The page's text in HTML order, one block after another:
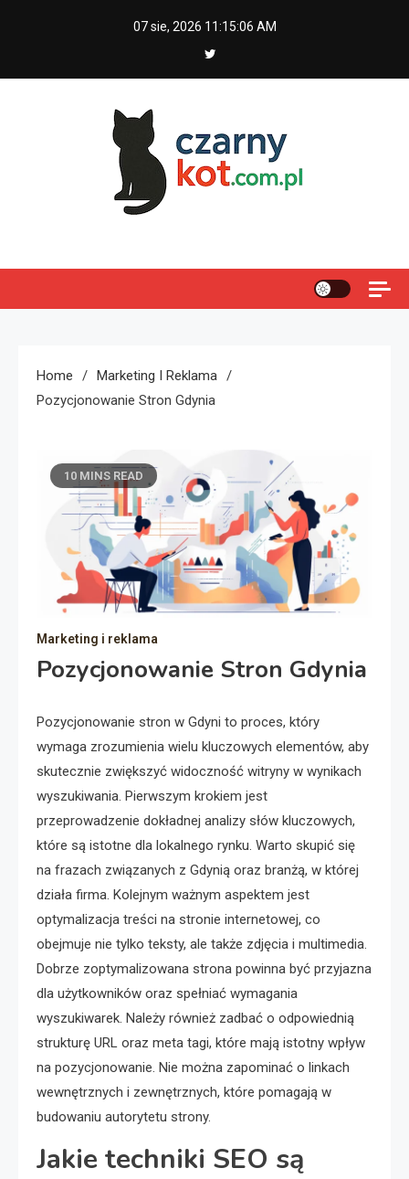
07 sie, 2026 11:15:07 AM
Home
Marketing I Reklama
Pozycjonowanie Stron Gdynia
10 MINS READ
Marketing i reklama
Pozycjonowanie Stron Gdynia
Pozycjonowanie stron w Gdyni to proces, który
wymaga zrozumienia wielu kluczowych elementów, aby
skutecznie zwiększyć widoczność witryny w wynikach
wyszukiwania. Pierwszym krokiem jest
przeprowadzenie dokładnej analizy słów kluczowych,
które są istotne dla lokalnego rynku. Warto skupić się
na frazach związanych z Gdynią oraz branżą, w której
działa firma. Kolejnym ważnym aspektem jest
optymalizacja treści na stronie internetowej, co
obejmuje nie tylko teksty, ale także zdjęcia i multimedia.
Dobrze zoptymalizowana strona powinna być przyjazna
dla użytkowników oraz spełniać wymagania
wyszukiwarek. Należy również zadbać o odpowiednią
strukturę URL oraz meta tagi, które mają istotny wpływ
na pozycjonowanie. Nie można zapominać o linkach
wewnętrznych i zewnętrznych, które pomagają w
budowaniu autorytetu strony.
Jakie techniki SEO są